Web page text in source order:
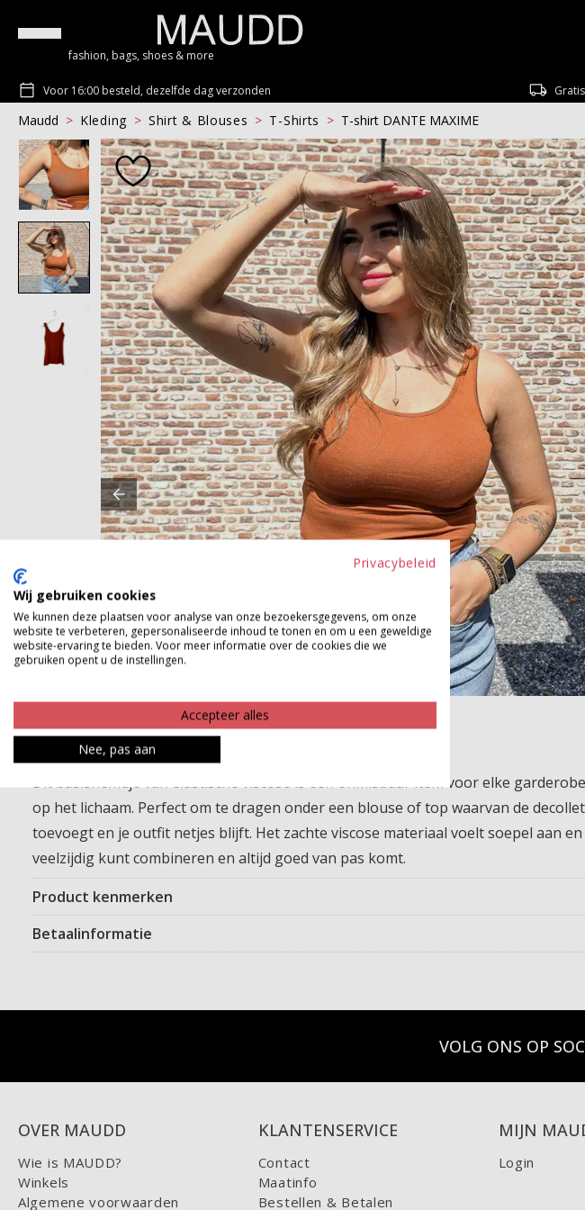
fashion, bags, shoes & more
Voor 16:00 besteld, dezelfde dag verzonden
Maudd Kleding Shirt & Blouses T-Shirts
T-shirt DANTE MAXIME
Dit basishemdje van elastische viscose is een onmisbaar item voor elke
op het lichaam. Perfect om te dragen onder een blouse of top waarvan de
toevoegt en je outfit netjes blijft. Het zachte viscose materiaal voelt soepel aan
veelzijdig kunt combineren en altijd goed van pas komt.
Product kenmerken
Betaalinformatie
VOLG ONS OP
OVER MAUDD
Wie is MAUDD?
Winkels
Algemene voorwaarden
KLANTENSERVICE
Contact
Maatinfo
Bestellen & Betalen
MIJN
Login
Privacybeleid
Wij gebruiken cookies
We kunnen deze plaatsen voor analyse van onze bezoekersgegevens, om onze
website te verbeteren, gepersonaliseerde inhoud te tonen en om u een geweldige
website-ervaring te bieden. Voor meer informatie over de cookies die we
gebruiken opent u de instellingen.
Accepteer alles
Nee, pas aan